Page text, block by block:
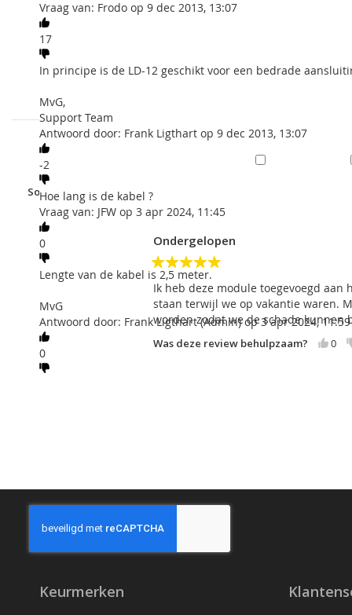
blue wire is connected to GND and the yellow wire is
disconnected from GND and the yellow wire connect to GND.
OASiS
Black - GND
Yellow - 01, 02, 03 or 04 (dip switch on!)
100% van klanten
dit product aanbevelen
Sorteer op Beoordeling
Koper
product aan
Ondergelopen
5
Ik heb deze module toegevoegd
staan terwijl we op vakantie waren.
worden zodat we de schade
Was deze review behulpzaam? 0
Vraag van: Frodo op 9 dec 2013, 13:07
17
In principe is de LD-12 geschikt voor een bedrade
MvG,
Support Team
Antwoord door: Frank Ligthart op 9 dec 2013, 13:07
-2
Hoe lang is de kabel ?
Vraag van: JFW op 3 apr 2024, 11:45
0
Lengte van de kabel is 2,5 meter.
MvG
Antwoord door: Frank Ligthart (Admin) op 3 apr 2024, 11:59
0
Keurmerken